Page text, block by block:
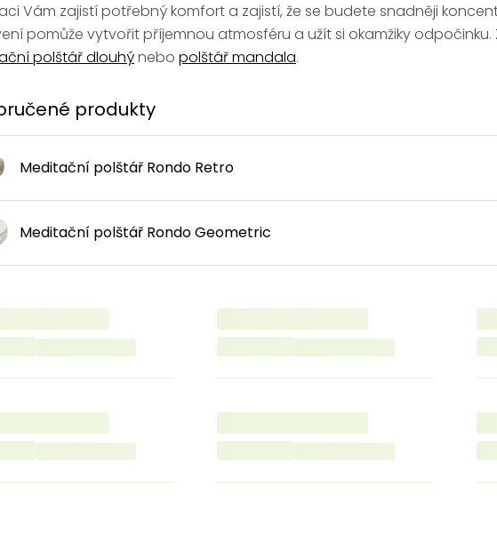
Vám zajistí potřebný komfort a zajistí, že se budete snadněji
pomůže vytvořit příjemnou atmosféru a užít si okamžiky
polštář dlouhýnebo polštář mandala.
produkty
Meditační polštář Rondo Retro
Meditační polštář Rondo Geometric